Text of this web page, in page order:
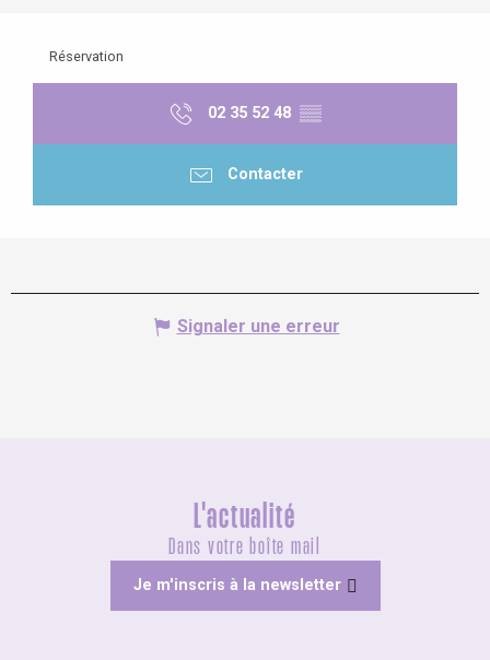
Réservation
02 35 52 48 ▒▒
Contacter
Signaler une erreur
L'actualité
Dans votre boîte mail
Je m'inscris à la newsletter